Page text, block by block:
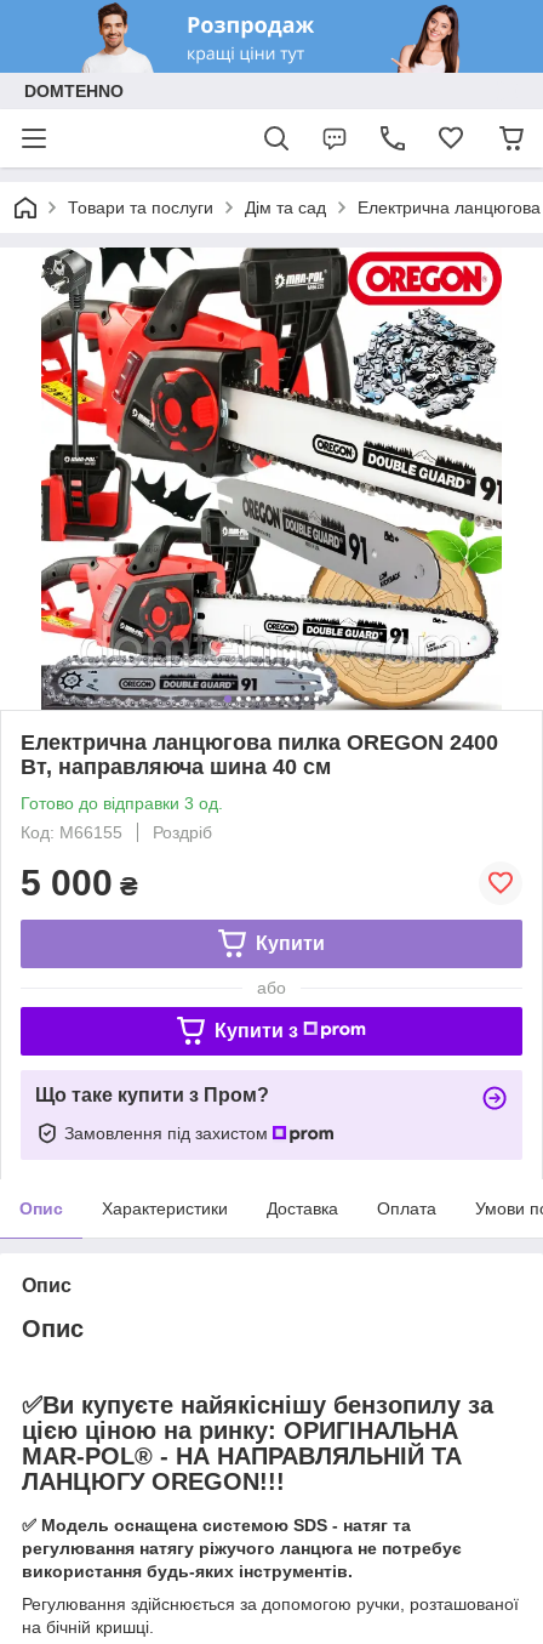
DOMTEHNO
Товари та послуги Дім та сад Електрична
Електрична ланцюгова пилка OREGON 2400
Вт, направляюча шина 40 см
Готово до відправки 3 од.
Код: M66155
Роздріб
5 000 ₴
Купити
або
Купити з
Що таке купити з Пром?
Замовлення під захистом
Опис Характеристики Доставка Оплата Умови
Опис
Опис
✅Ви купуєте найякіснішу бензопилу за
цією ціною на ринку: ОРИГІНАЛЬНА
MAR-POL® - НА НАПРАВЛЯЛЬНІЙ ТА
ЛАНЦЮГУ OREGON!!!
✅ Модель оснащена системою SDS - натяг та
регулювання натягу ріжучого ланцюга не потребує
використання будь-яких інструментів.
Регулювання здійснюється за допомогою ручки, розташованої
на бічній кришці.